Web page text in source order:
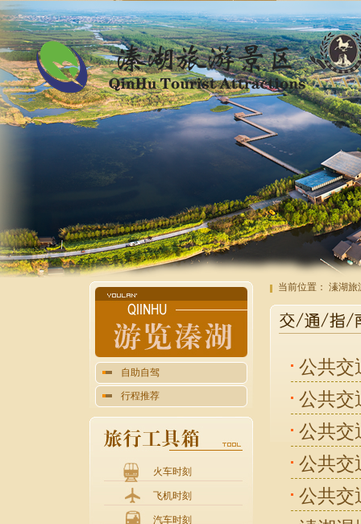
自助自驾
行程推荐
火车时刻
飞机时刻
汽车时刻
当前位置： 溱湖旅
公共
公共
公共
公共
公共